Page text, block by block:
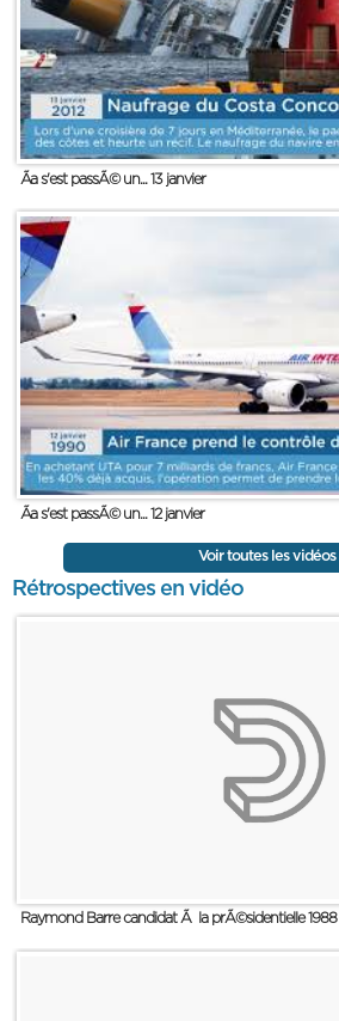
Ãa s'est passÃ© un... 13 janvier
Ãa s'est passÃ© un... 12 janvier
Voir toutes les vidéos
Rétrospectives en vidéo
Raymond Barre candidat Ã la prÃ©sidentielle 1988